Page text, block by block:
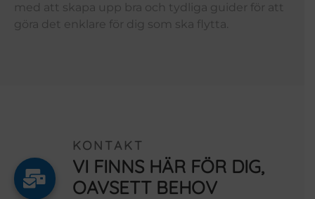
med att skapa upp bra och tydliga guider för att
göra det enklare för dig som ska flytta.
KONTAKT
VI FINNS HÄR FÖR DIG,
OAVSETT BEHOV